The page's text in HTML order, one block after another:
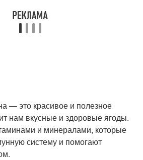
— это красивое и полезное
нам вкусные и здоровые ягоды.
и минералами, которые
систему и помогают